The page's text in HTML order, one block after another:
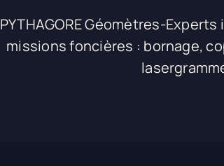
PYTHAGORE Géomètres-
missions foncières : bornage,